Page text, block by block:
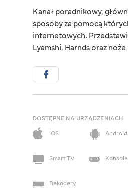
Kanał poradnikowy,
sposoby za pomocą
internetowych.
Lyamshi, Harnds oraz
DOSTĘPNE NA URZĄDZENIACH
iOS
Android
Smart TV Konsole
Dekodery